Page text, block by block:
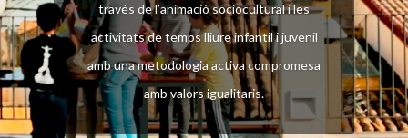
través de l’animació sociocultural i les
activitats de temps lliure infantil i juvenil
amb una metodologia activa compromesa
amb valors igualitaris.
directament amb
l’assegurançaseguint les
instruccions descrites en el
web: